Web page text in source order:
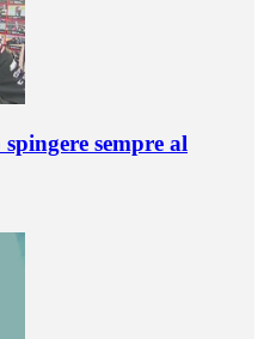
sempre al